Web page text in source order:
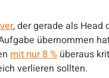
, der gerade als Head
übernommen
mit nur 8 % überaus
verlieren sollten.